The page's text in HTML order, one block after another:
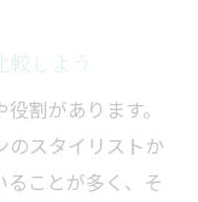
しよう
割があります。
のスタイリストか
ことが多く、そ